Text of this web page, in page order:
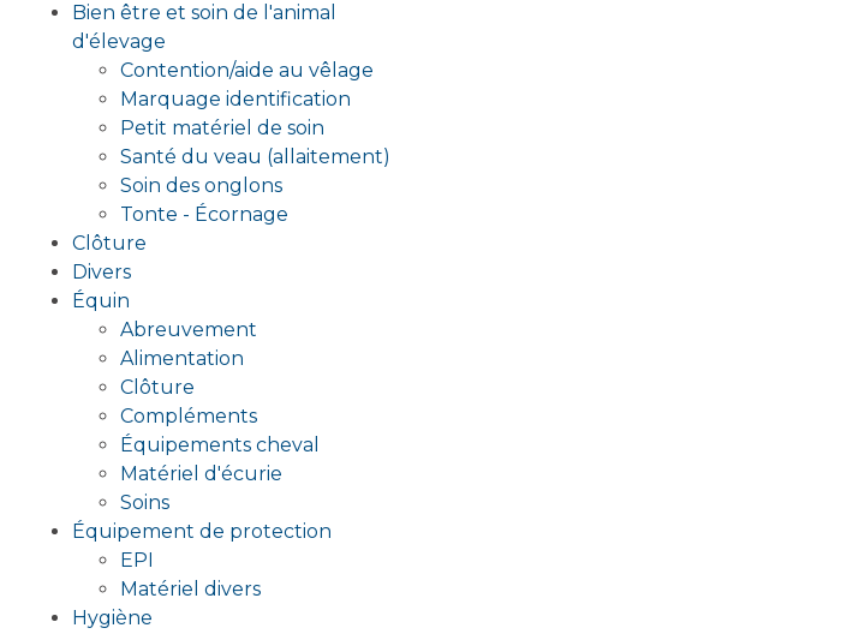
Bien être et soin de l'animal
d'élevage
Contention/aide au vêlage
Marquage identification
Petit matériel de soin
Santé du veau (allaitement)
Soin des onglons
Tonte - Écornage
Clôture
Divers
Équin
Abreuvement
Alimentation
Clôture
Compléments
Équipements cheval
Matériel d'écurie
Soins
Équipement de protection
EPI
Matériel divers
Hygiène